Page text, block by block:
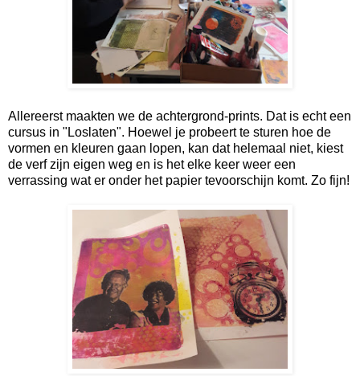
Allereerst maakten we de achtergrond-prints. Dat is echt een
cursus in "Loslaten". Hoewel je probeert te sturen hoe de
vormen en kleuren gaan lopen, kan dat helemaal niet, kiest
de verf zijn eigen weg en is het elke keer weer een
verrassing wat er onder het papier tevoorschijn komt. Zo fijn!